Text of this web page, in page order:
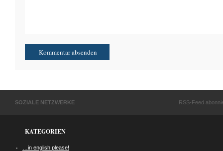
SOZIALE NETZWERKE RSS-Feed
KATEGORIEN
…in english please!